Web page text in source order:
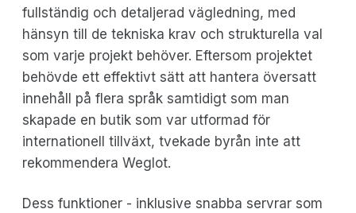
fullständig och detaljerad vägledning, med
hänsyn till de tekniska krav och strukturella val
som varje projekt behöver. Eftersom projektet
behövde ett effektivt sätt att hantera översatt
innehåll på flera språk samtidigt som man
skapade en butik som var utformad för
internationell tillväxt, tvekade byrån inte att
rekommendera Weglot.
Dess funktioner - inklusive snabba servrar som